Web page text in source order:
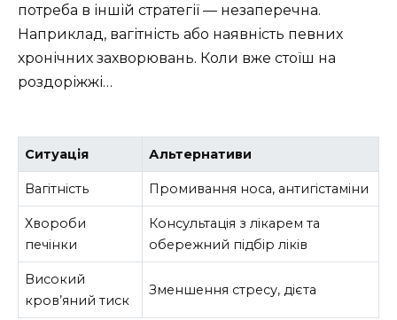
потреба в іншій стратегії — незаперечна.
Наприклад, вагітність або наявність певних
хронічних захворювань. Коли вже стоїш на
роздоріжжі…
Ситуація Альтернативи
Вагітність Промивання носа, антигістаміни
Хвороби
печінки
Консультація з лікарем та
обережний підбір ліків
Високий
кров’яний тиск
Зменшення стресу, дієта